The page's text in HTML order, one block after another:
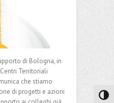
di Bologna, in
Territoriali
che stiamo
di progetti e azioni